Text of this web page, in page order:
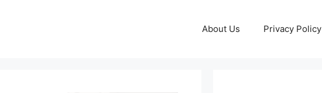
About Us Privacy Policy